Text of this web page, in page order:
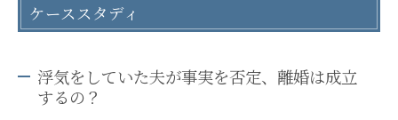
ケーススタディ
浮気をしていた夫が事実を否定、離婚は成立
するの？